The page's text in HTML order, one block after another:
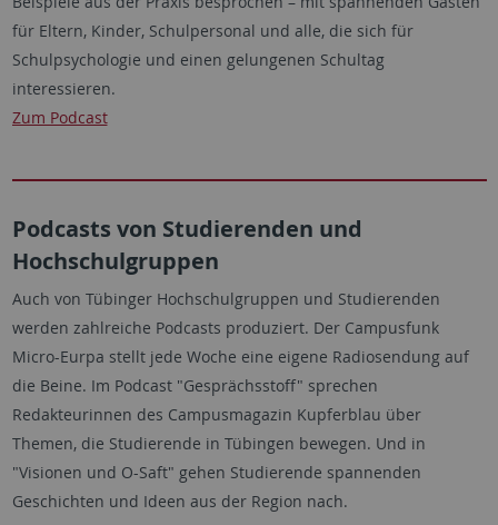
für Eltern, Kinder, Schulpersonal und alle, die sich für
Schulpsychologie und einen gelungenen Schultag
interessieren.
Zum Podcast
Podcasts von Studierenden und
Hochschulgruppen
Auch von Tübinger Hochschulgruppen und Studierenden
werden zahlreiche Podcasts produziert. Der Campusfunk
Micro-Eurpa stellt jede Woche eine eigene Radiosendung auf
die Beine. Im Podcast "Gesprächsstoff" sprechen
Redakteurinnen des Campusmagazin Kupferblau über
Themen, die Studierende in Tübingen bewegen. Und in
"Visionen und O-Saft" gehen Studierende spannenden
Geschichten und Ideen aus der Region nach.